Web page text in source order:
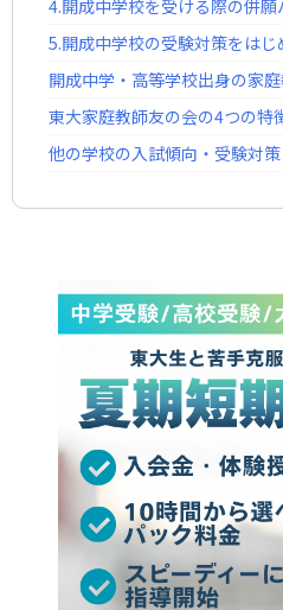
4.開成中学校を受ける際の併願
5.開成中学校の受験対策をはじ
開成中学・高等学校出身の家
東大家庭教師友の会の4つの特
他の学校の入試傾向・受験対策